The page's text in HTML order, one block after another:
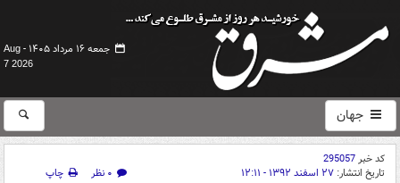
جمعه ۱۶ مرداد ۱۴۰۵ -
Aug
7 2026
جهان
کد خبر295057
تاریخ انتشار: ۲۷ اسفند ۱۳۹۲ - ۱۲:۱۱ ۰ نظر
چاپ